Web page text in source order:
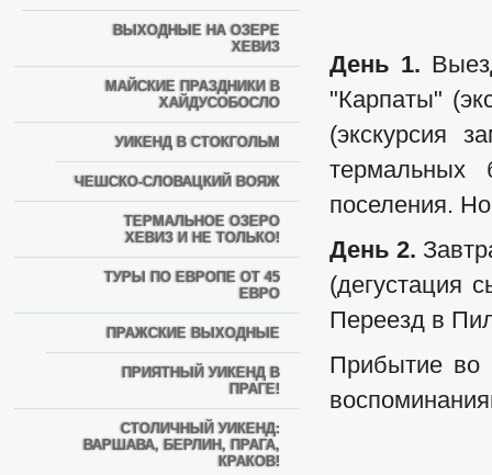
ВЫХОДНЫЕ НА ОЗЕРЕ
ХЕВИЗ
МАЙСКИЕ ПРАЗДНИКИ В
ХАЙДУСОБОСЛО
УИКЕНД В СТОКГОЛЬМ
ЧЕШСКО-СЛОВАЦКИЙ ВОЯЖ
ТЕРМАЛЬНОЕ ОЗЕРО
ХЕВИЗ И НЕ ТОЛЬКО!
ТУРЫ ПО ЕВРОПЕ ОТ 45
ЕВРО
ПРАЖСКИЕ ВЫХОДНЫЕ
ПРИЯТНЫЙ УИКЕНД В
ПРАГЕ!
СТОЛИЧНЫЙ УИКЕНД:
ВАРШАВА, БЕРЛИН, ПРАГА,
КРАКОВ!
День 1.
"Карпаты"
(экскурсия
термальных
поселения.
День 2.
(дегустация
Переезд в
Прибытие во